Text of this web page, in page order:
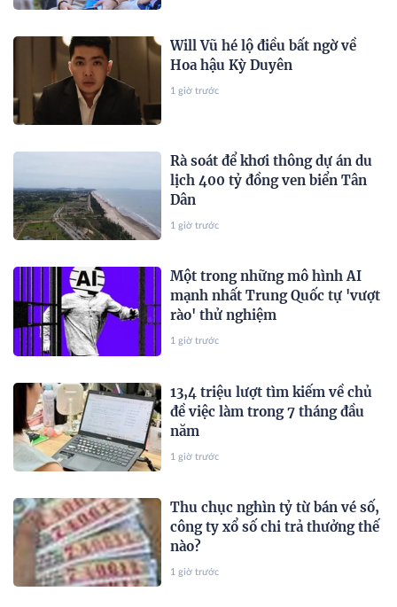
Will Vũ hé lộ điều bất ngờ về
Hoa hậu Kỳ Duyên
1 giờ trước
Rà soát để khơi thông dự án du
lịch 400 tỷ đồng ven biển Tân
Dân
1 giờ trước
Một trong những mô hình AI
mạnh nhất Trung Quốc tự 'vượt
rào' thử nghiệm
1 giờ trước
13,4 triệu lượt tìm kiếm về chủ
đề việc làm trong 7 tháng đầu
năm
1 giờ trước
Thu chục nghìn tỷ từ bán vé số,
công ty xổ số chi trả thưởng thế
nào?
1 giờ trước